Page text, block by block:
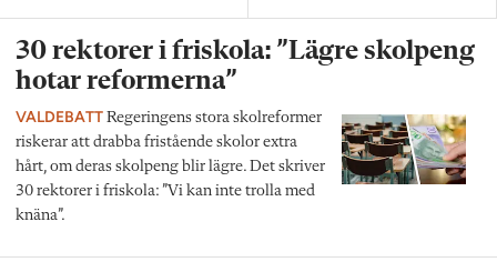
30 rektorer i friskola: ”Lägre skolpeng
hotar reformerna”
VALDEBATT Regeringens stora skolreformer
riskerar att drabba fristående skolor extra
hårt, om deras skolpeng blir lägre. Det skriver
30 rektorer i friskola: ”Vi kan inte trolla med
knäna”.